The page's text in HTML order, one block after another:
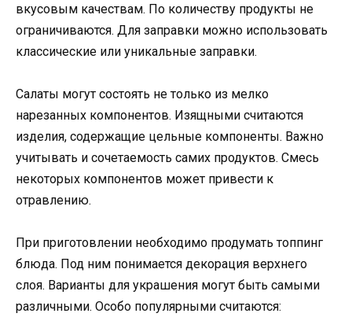
вкусовым качествам. По количеству продукты не
ограничиваются. Для заправки можно использовать
классические или уникальные заправки.
Салаты могут состоять не только из мелко
нарезанных компонентов. Изящными считаются
изделия, содержащие цельные компоненты. Важно
учитывать и сочетаемость самих продуктов. Смесь
некоторых компонентов может привести к
отравлению.
При приготовлении необходимо продумать топпинг
блюда. Под ним понимается декорация верхнего
слоя. Варианты для украшения могут быть самыми
различными. Особо популярными считаются: